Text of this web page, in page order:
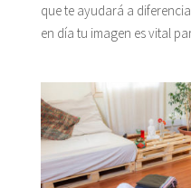
que te ayudará a
en día tu imagen es vital